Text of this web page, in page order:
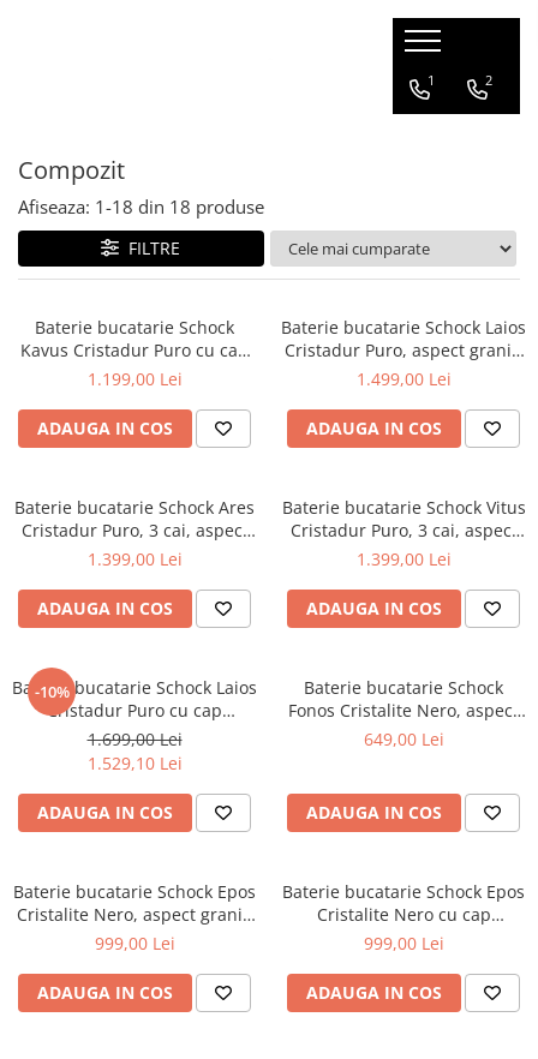
Frigidere
Congelatoare
Combine frigorifice
Vitrine de vin
Aparate de gatit
Cuptoare
Sertare
Plite incorporabile
Ingrijirea locuintei
Aspiratoare verticale
Apiratoare cu sac
Aspiratoare fara sac
Masini de spalat vase
Masini de spalat rufe
Masini de spalat rufe cu uscator
Uscatoare de rufe
Chiuvete
Compozit
Inox
Accesorii
Compozit
Consumabile & accesorii
aspiratoare
Detergenti pentru masina de
spalat rufe
spalat vase
Ingrijire rufe
1 2
Compozit
Afiseaza: 1-18 din 18 produse
FILTRE
Baterie bucatarie Schock
Kavus Cristadur Puro cu cap
extractibil, aspect granit,
1.199,00 Lei
ADAUGA IN COS
Baterie bucatarie Schock Laios
Cristadur Puro, aspect granit,
cartus ceramic, negru intens
1.499,00 Lei
ADAUGA IN COS
Baterie bucatarie Schock Ares
Cristadur Puro, 3 cai, aspect
granit, cartus ceramic, negru
1.399,00 Lei
ADAUGA IN COS
Baterie bucatarie Schock Vitus
Cristadur Puro, 3 cai, aspect
granit, cartus ceramic, negru
1.399,00 Lei
ADAUGA IN COS
-10%
Baterie bucatarie Schock Laios
Cristadur Puro cu cap
extractibil, aspect granit,
cartus ceramic, negru intens
1.699,00 Lei
1.529,10 Lei
ADAUGA IN COS
Baterie bucatarie Schock
Fonos Cristalite Nero, aspect
granit, cartus ceramic, negru
649,00 Lei
ADAUGA IN COS
Baterie bucatarie Schock Epos
Cristalite Nero, aspect granit,
cartus ceramic, negru
999,00 Lei
ADAUGA IN COS
Baterie bucatarie Schock Epos
Cristalite Nero cu cap
extractibil, aspect granit,
999,00 Lei
ADAUGA IN COS